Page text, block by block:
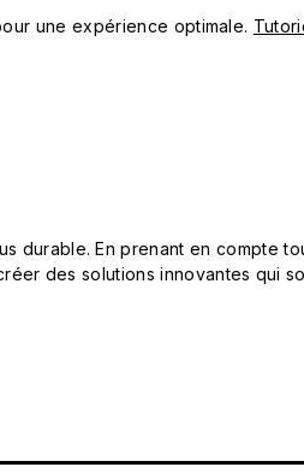
une expérience optimale.
durable. En prenant en
des solutions innovantes qui